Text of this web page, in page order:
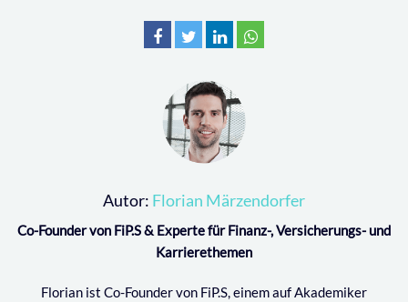
Autor: Florian Märzendorfer
Co-Founder von FiP.S & Experte für Finanz-, Versicherungs- und
Karrierethemen
Florian ist Co-Founder von FiP.S, einem auf Akademiker